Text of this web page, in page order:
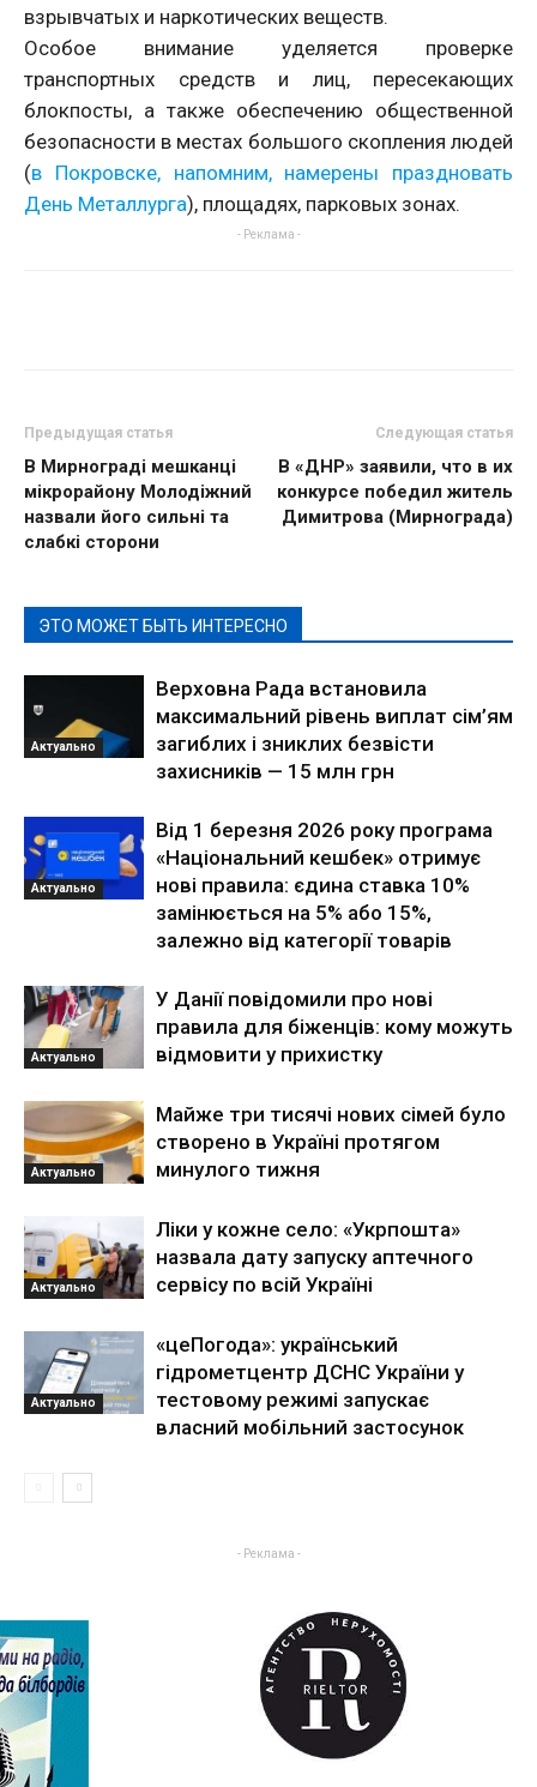
взрывчатых и наркотических веществ.
Особое внимание уделяется проверке
транспортных средств и лиц, пересекающих
блокпосты, а также обеспечению общественной
безопасности в местах большого скопления людей
(в Покровске, напомним, намерены праздновать
День Металлурга), площадях, парковых зонах.
- Реклама -
Предыдущая статья
В Мирнограді мешканці
мікрорайону Молодіжний
назвали його сильні та
слабкі сторони
Следующая статья
В «ДНР» заявили, что в их
конкурсе победил житель
Димитрова (Мирнограда)
ЭТО МОЖЕТ БЫТЬ ИНТЕРЕСНО
Актуально
Верховна Рада встановила
максимальний рівень виплат сім’ям
загиблих і зниклих безвісти
захисників — 15 млн грн
Актуально
Від 1 березня 2026 року програма
«Національний кешбек» отримує
нові правила: єдина ставка 10%
замінюється на 5% або 15%,
залежно від категорії товарів
Актуально
У Данії повідомили про нові
правила для біженців: кому можуть
відмовити у прихистку
Актуально
Майже три тисячі нових сімей було
створено в Україні протягом
минулого тижня
Актуально
Ліки у кожне село: «Укрпошта»
назвала дату запуску аптечного
сервісу по всій Україні
Актуально
«цеПогода»: український
гідрометцентр ДСНС України у
тестовому режимі запускає
власний мобільний застосунок
- Реклама -